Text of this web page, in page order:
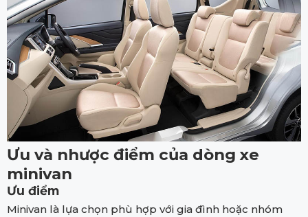
Ưu và nhược điểm của dòng xe
minivan
Ưu điểm
Minivan là lựa chọn phù hợp với gia đình hoặc nhóm